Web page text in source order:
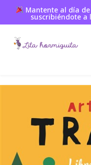
Mantente al día
suscribiéndote a